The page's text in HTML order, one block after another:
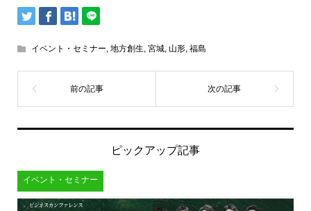
イベント・セミナー 地方創生 宮城, 山形, 福島
ピックアップ記事
イベント・セミナー